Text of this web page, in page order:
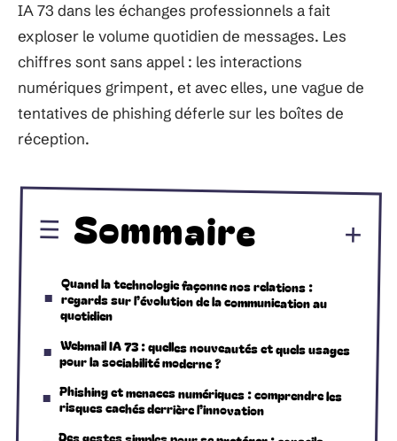
IA 73 dans les échanges professionnels a fait
exploser le volume quotidien de messages. Les
chiffres sont sans appel : les interactions
numériques grimpent, et avec elles, une vague de
tentatives de phishing déferle sur les boîtes de
réception.
Sommaire
Quand la technologie façonne nos relations :
regards sur l’évolution de la communication au
quotidien
Webmail IA 73 : quelles nouveautés et quels usages
pour la sociabilité moderne ?
Phishing et menaces numériques : comprendre les
risques cachés derrière l’innovation